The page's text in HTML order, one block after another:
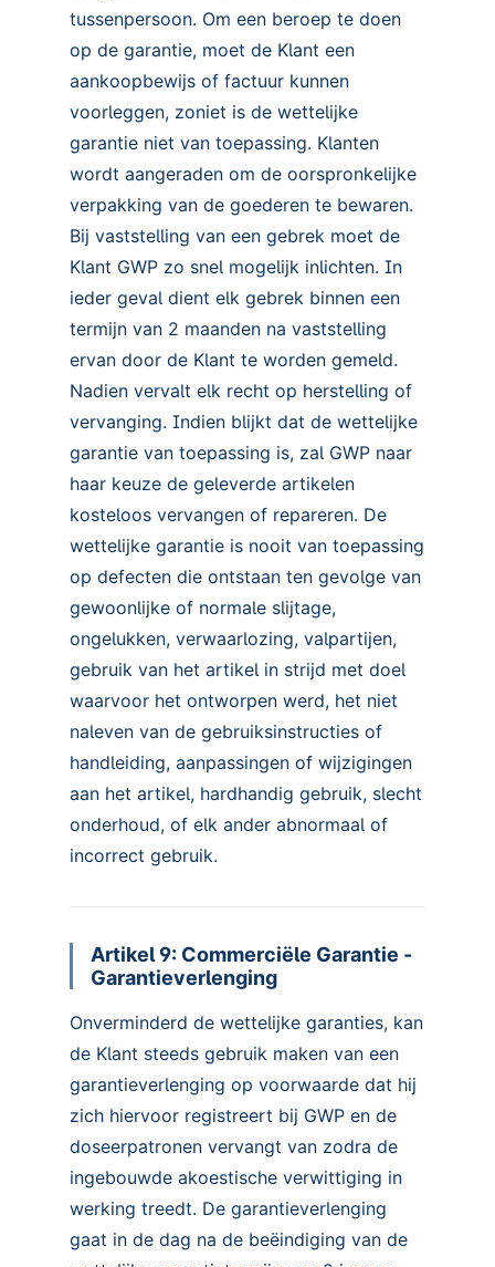
tussenpersoon. Om een beroep te doen
op de garantie, moet de Klant een
aankoopbewijs of factuur kunnen
voorleggen, zoniet is de wettelijke
garantie niet van toepassing. Klanten
wordt aangeraden om de oorspronkelijke
verpakking van de goederen te bewaren.
Bij vaststelling van een gebrek moet de
Klant GWP zo snel mogelijk inlichten. In
ieder geval dient elk gebrek binnen een
termijn van 2 maanden na vaststelling
ervan door de Klant te worden gemeld.
Nadien vervalt elk recht op herstelling of
vervanging. Indien blijkt dat de wettelijke
garantie van toepassing is, zal GWP naar
haar keuze de geleverde artikelen
kosteloos vervangen of repareren. De
wettelijke garantie is nooit van toepassing
op defecten die ontstaan ten gevolge van
gewoonlijke of normale slijtage,
ongelukken, verwaarlozing, valpartijen,
gebruik van het artikel in strijd met doel
waarvoor het ontworpen werd, het niet
naleven van de gebruiksinstructies of
handleiding, aanpassingen of wijzigingen
aan het artikel, hardhandig gebruik, slecht
onderhoud, of elk ander abnormaal of
incorrect gebruik.
Artikel 9: Commerciële Garantie -
Garantieverlenging
Onverminderd de wettelijke garanties, kan
de Klant steeds gebruik maken van een
garantieverlenging op voorwaarde dat hij
zich hiervoor registreert bij GWP en de
doseerpatronen vervangt van zodra de
ingebouwde akoestische verwittiging in
werking treedt. De garantieverlenging
gaat in de dag na de beëindiging van de